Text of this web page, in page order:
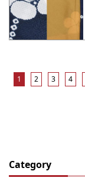
Category
1 2 3 4